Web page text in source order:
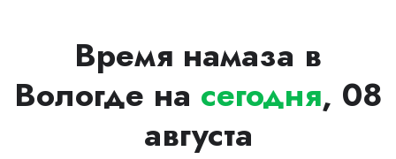
Время намаза в
Вологде на сегодня, 08
августа